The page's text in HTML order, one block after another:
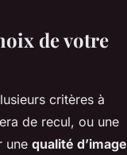
de votre
critères à
de recul, ou une
une qualité d’image